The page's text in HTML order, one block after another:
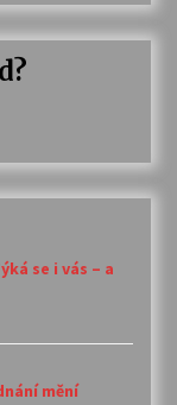
se i vás – a
mění